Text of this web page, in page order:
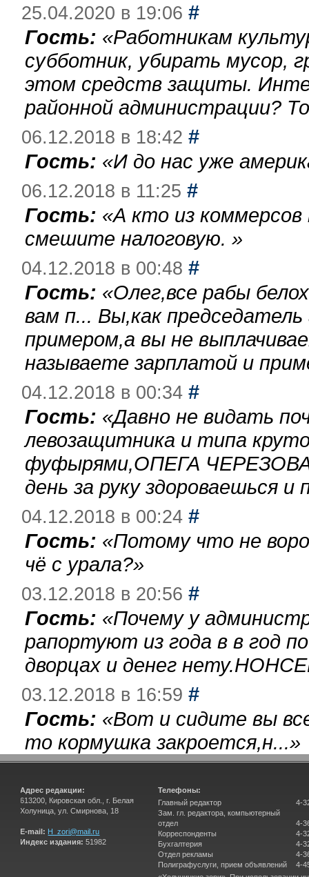
25.04.2020 в 19:06 #
Гость: «Работникам
субботник, убирать мусор,
этом средств защиты.
районной администрации?
06.12.2018 в 18:42 #
Гость: «И до нас уже
06.12.2018 в 11:25 #
Гость: «А кто из
смешите налоговую. »
04.12.2018 в 00:48 #
Гость: «Олег,все рабы
вам п... Вы,как
примером,а вы не
называете зарплатой и
04.12.2018 в 00:34 #
Гость: «Давно не видать
левозащитника и типа
фуфырями,ОПЕГА
день за руку здороваешься
04.12.2018 в 00:24 #
Гость: «Потому что не
чё с урала?»
03.12.2018 в 20:56 #
Гость: «Почему у
рапортуют из года в в год
дворцах и денег
03.12.2018 в 16:59 #
Гость: «Вот и сидите вы
то кормушка закроется,н...»
Адрес редакции:
613200, Кировская обл., г. Белая
Холуница, ул. Смирнова, 18
E-mail: H_zori@mail.ru
Индекс издания: 51982
Телефоны:
Главный редактор
Зам. гл. редактора, компьютерный
отдел
Корреспонденты
Бухгалтерия
Отдел рекламы
Полиграфуслуги, прием объявлений
4-
4-
4-
4-
4-
4-